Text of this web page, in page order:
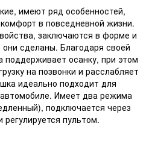
имеют ряд особенностей,
в повседневной жизни.
заключаются в форме и
они сделаны. Благодаря своей
поддерживает осанку, при этом
на позвонки и расслабляет
идеально подходит для
Имеет два режима
подключается через
регулируется пультом.